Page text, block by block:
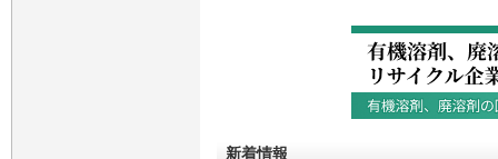
新着情報